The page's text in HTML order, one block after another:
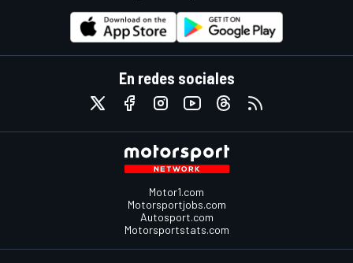
En redes sociales
Motor1.com
Motorsportjobs.com
Autosport.com
Motorsportstats.com